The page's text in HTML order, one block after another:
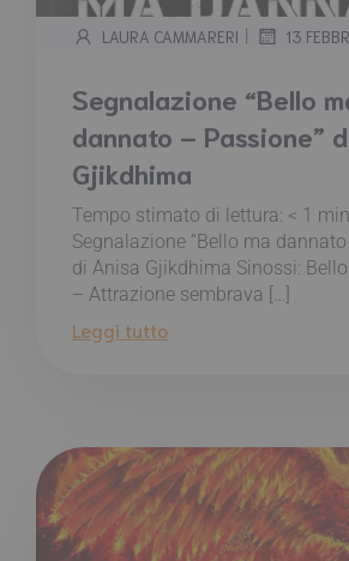
LAURA CAMMARERI | 13
Segnalazione “Bello
dannato – Passione”
Gjikdhima
Tempo stimato di lettura: < 1
Segnalazione “Bello ma
di Anisa Gjikdhima Sinossi:
– Attrazione sembrava […]
Leggi tutto